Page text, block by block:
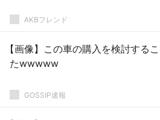
AKBフレンド
【画像】この車の購入を検討する
たwwwww
GOSSIP速報